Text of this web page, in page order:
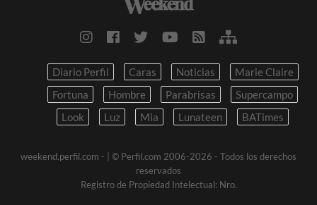
Diario Perfil Caras Noticias
Marie Claire
Fortuna
Hombre Parabrisas
Supercampo
Look
Luz Mia Lunateen BATimes
weekend.perfil.com -
| © Perfil.com 2006-2026 - Todos los derechos
reservados
Registro de Propiedad Intelectual: Nro.